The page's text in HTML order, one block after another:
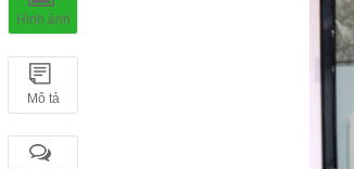
Hình ảnh
Mô tả